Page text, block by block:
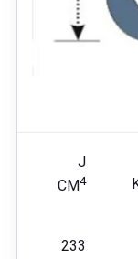
J
CM4
233